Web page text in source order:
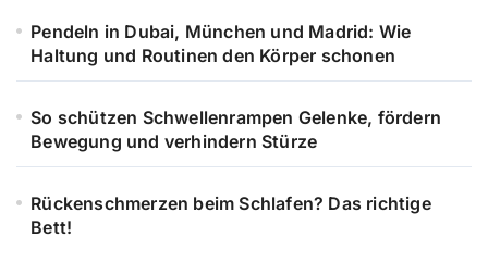
Pendeln in Dubai, München und Madrid: Wie
Haltung und Routinen den Körper schonen
So schützen Schwellenrampen Gelenke, fördern
Bewegung und verhindern Stürze
Rückenschmerzen beim Schlafen? Das richtige
Bett!